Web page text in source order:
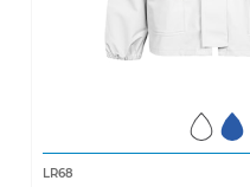
LR68